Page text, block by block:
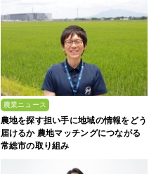
農業ニュース
農地を探す担い手に地域の情報をどう
届けるか 農地マッチングにつながる
常総市の取り組み